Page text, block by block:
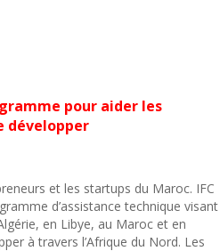
pour aider les
développer
et les startups du Maroc. IFC
d’assistance technique visant
en Libye, au Maroc et en
à travers l’Afrique du Nord. Les